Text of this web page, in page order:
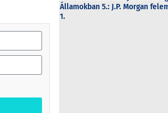
Államokban 5.: J.P. Morgan
1.